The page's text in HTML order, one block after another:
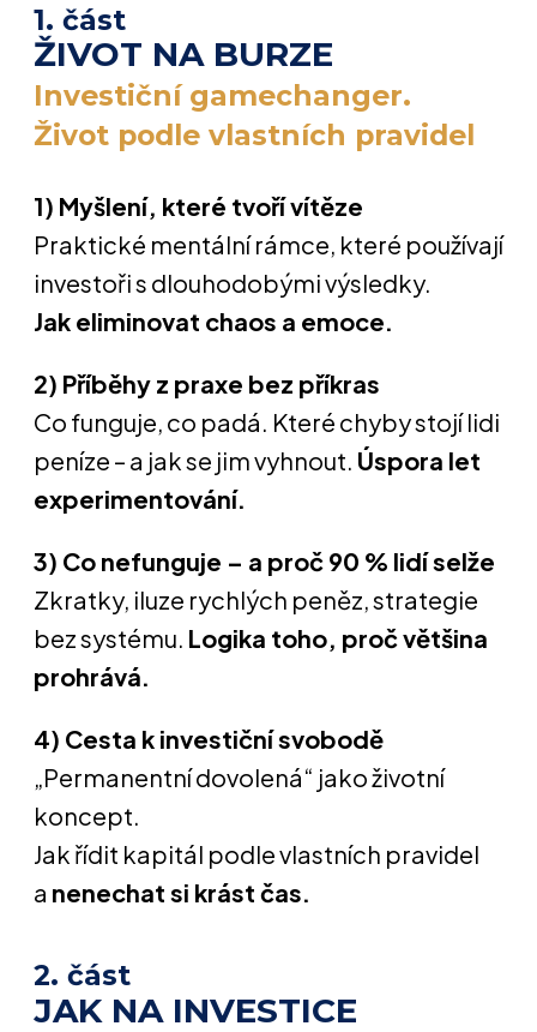
1. část
ŽIVOT NA BURZE
Investiční gamechanger.
Život podle vlastních pravidel
1) Myšlení, které tvoří vítěze
Praktické mentální rámce, které používají
investoři s dlouhodobými výsledky.
Jak eliminovat chaos a emoce.
2) Příběhy z praxe bez příkras
Co funguje, co padá. Které chyby stojí lidi
peníze – a jak se jim vyhnout. Úspora let
experimentování.
3) Co nefunguje – a proč 90 % lidí selže
Zkratky, iluze rychlých peněz, strategie
bez systému. Logika toho, proč většina
prohrává.
4) Cesta k investiční svobodě
„Permanentní dovolená“ jako životní
koncept.
Jak řídit kapitál podle vlastních pravidel
a nenechat si krást čas.
2. část
JAK NA INVESTICE